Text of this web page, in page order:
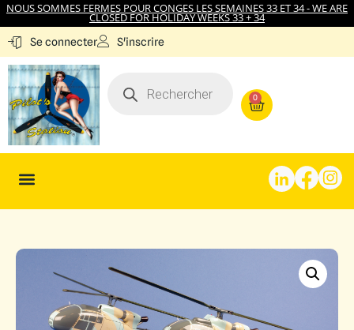
NOUS SOMMES FERMES POUR CONGES LES SEMAINES 33 ET 34 - WE ARE
CLOSED FOR HOLIDAY WEEKS 33 + 34
Se connecter S'inscrire
0